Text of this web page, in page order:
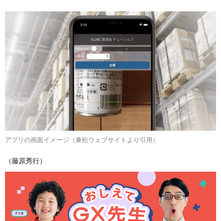
アプリの画面イメージ（兼松ウェブサイトより引用）
（藤原秀行）